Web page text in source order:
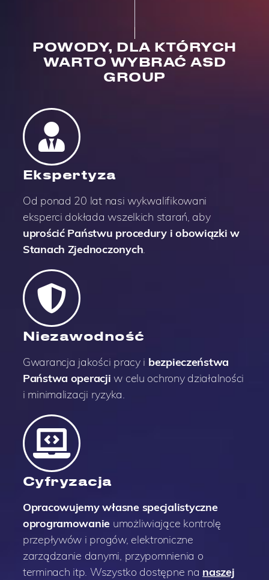
POWODY, DLA KTÓRYCH
WARTO WYBRAĆ ASD
GROUP
Ekspertyza
Od ponad 20 lat nasi wykwalifikowani
eksperci dokłada wszelkich starań, aby
uprościć Państwu procedury i obowiązki w
Stanach Zjednoczonych.
Niezawodność
Gwarancja jakości pracy i bezpieczeństwa
Państwa operacji w celu ochrony działalności
i minimalizacji ryzyka.
Cyfryzacja
Opracowujemy własne specjalistyczne
oprogramowanie umożliwiające kontrolę
przepływów i progów, elektroniczne
zarządzanie danymi, przypomnienia o
terminach itp. Wszystko dostępne na naszej